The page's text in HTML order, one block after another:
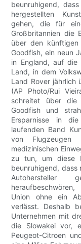
beunruhigend,
hergestellten
gehen, die für
Großbritannien die
über den
Goodfish, ein neun
in England, auf die
Land, in dem
Land Rover jährlich
(AP Photo/Rui
schreitet über die
Goodfish und
Ersparnisse in
laufenden Band
von
medizinischen
zu tun, um diese
beunruhigend, dass
Autohersteller
Union ohne ein
verlässt. Deshalb
Unternehmen mit
die Slowakei vor,
Peugeot-Citroen